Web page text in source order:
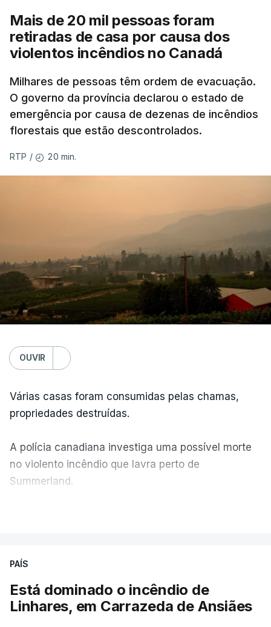
Mais de 20 mil pessoas foram
retiradas de casa por causa dos
violentos incêndios no Canadá
Milhares de pessoas têm ordem de evacuação.
O governo da província declarou o estado de
emergência por causa de dezenas de incêndios
florestais que estão descontrolados.
RTP / 20 min.
OUVIR
Várias casas foram consumidas pelas chamas,
propriedades destruídas.
A polícia canadiana investiga uma possível morte
no violento incêndio que lavra perto de
Summerland.
ERRO100
ERROR ON HTML5 MEDIA ELEMENT
PAÍS
Está dominado o incêndio de
Linhares, em Carrazeda de Ansiães